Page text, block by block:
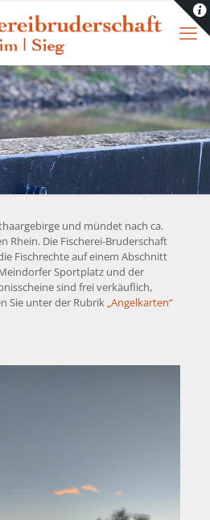
und mündet nach ca.
Rhein. Die Fischerei-Bruderschaft
Fischrechte auf einem Abschnitt
Sportplatz und der
sind frei verkäuflich,
Sie unter der Rubrik „Angelkarten“